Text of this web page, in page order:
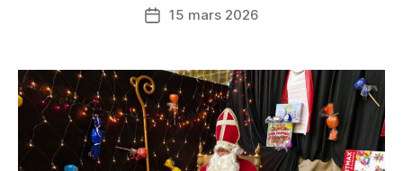
Date15 mars 2026